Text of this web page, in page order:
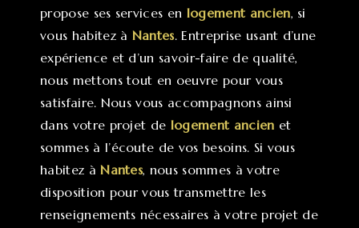
propose ses services en logement ancien, si
vous habitez à Nantes. Entreprise usant d’une
expérience et d’un savoir-faire de qualité,
nous mettons tout en oeuvre pour vous
satisfaire. Nous vous accompagnons ainsi
dans votre projet de logement ancien et
sommes à l’écoute de vos besoins. Si vous
habitez àNantes, nous sommes à votre
disposition pour vous transmettre les
renseignements nécessaires à votre projet de